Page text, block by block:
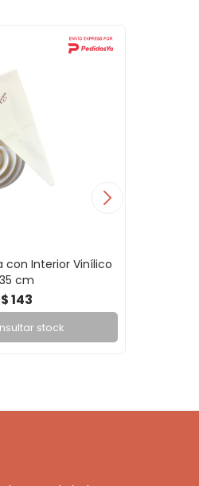
con Interior Vinílico
35 cm
$143
stock